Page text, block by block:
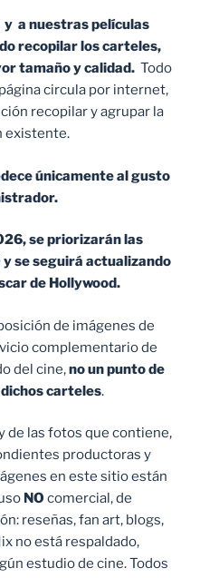
y a nuestras películas
recopilar los carteles,
tamaño y calidad. Todo
circula por internet,
recopilar y agrupar la
existente.
únicamente al gusto
se priorizarán las
se seguirá actualizando
de Hollywood.
de imágenes de
complementario de
del cine,no un punto de
carteles.
de las fotos que contiene,
productoras y
en este sitio están
NO comercial, de
reseñas, fan art, blogs,
no está respaldado,
estudio de cine. Todos